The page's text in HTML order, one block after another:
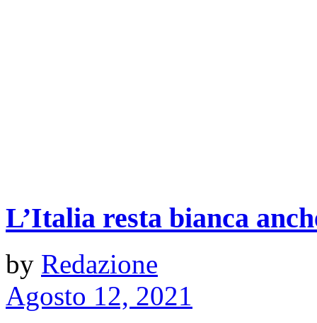
L’Italia resta bianca
by Redazione
Agosto 12, 2021